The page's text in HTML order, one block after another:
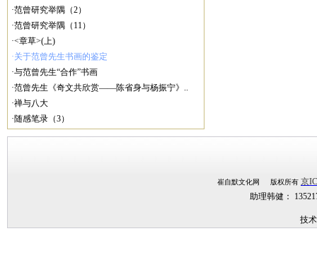
·范曾研究举隅（2）
·范曾研究举隅（11）
·<章草>(上)
·关于范曾先生书画的鉴定
·与范曾先生“合作”书画
·范曾先生《奇文共欣赏——陈省身与杨振宁》..
·禅与八大
·随感笔录（3）
崔自默文化网 版权所有 京
助理韩健：
技